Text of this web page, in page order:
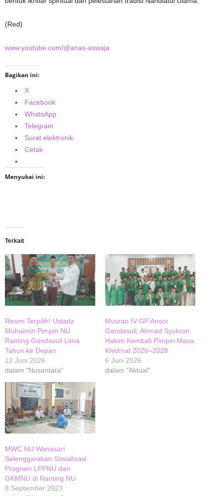
(Red)
www.youtube.com/@anas-aswaja
Bagikan ini:
X
Facebook
WhatsApp
Telegram
Surat elektronik
Cetak
Menyukai ini:
Terkait
Resmi Terpilih! Ustadz
Muhaimin Pimpin NU
Ranting Gandasuli Lima
Tahun ke Depan
12 Juni 2026
dalam "Nusantara"
Musran IV GP Ansor
Gandasuli, Ahmad Syukron
Hakim Kembali Pimpin Masa
Khidmat 2026–2028
6 Juni 2026
dalam "Aktual"
MWC NU Wanasari
Selenggarakan Sosialisasi
Program LPPNU dan
GKMNU di Ranting NU
8 September 2023